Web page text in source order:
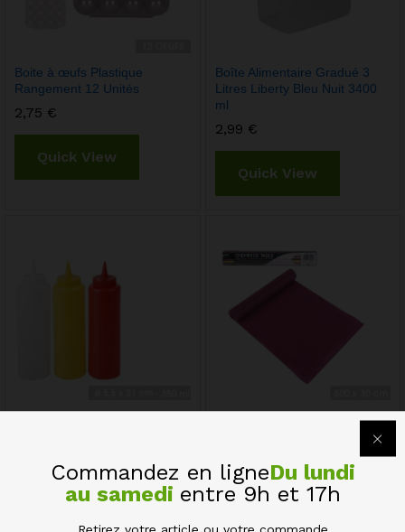
Boite à œufs Plastique
Rangement 12 Unités
2,75 €
Quick View
Boîte Alimentaire Gradué 3
Litres Liberty Bleu Nuit 3400
ml
2,99 €
Quick View
€
Chemin de Table Non Tissé
1,50€
Commandez en ligneDu lundi
au samedi entre 9h et 17h
Retirez votre article ou votre commande